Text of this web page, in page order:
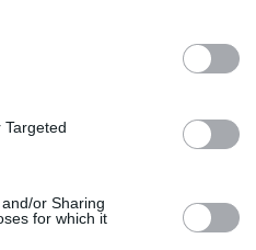
or Sharing
for which it
Αξάτα
«Infosys»,
μηχανικός
σύμφωνα με